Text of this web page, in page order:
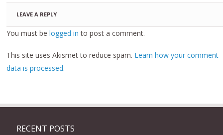
LEAVE A REPLY
You must belogged in to post a comment.
This site uses Akismet to reduce spam. Learn how your comment
data is processed.
RECENT POSTS